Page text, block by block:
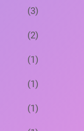
а
р
в
в
р
о
о
в
р
а
33
о
в
р
а
22
о
в
р
1 1
о
в
1 1
о
1 1